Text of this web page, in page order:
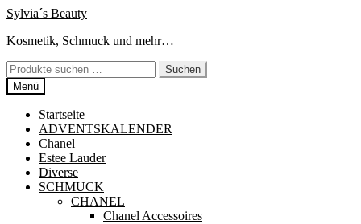
Zur
springen
Zum
springen
Sylvia´s Beauty
Kosmetik, Schmuck und mehr…
Suchen
nach:
Suchen
Menü
Startseite
ADVENTSKALENDER
Chanel
Estee Lauder
Diverse
SCHMUCK
CHANEL
Chanel Accessoires